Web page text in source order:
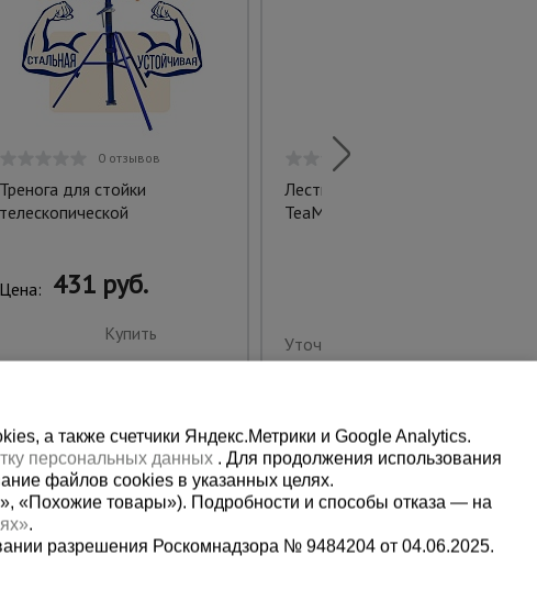
0 отзывов
Тренога для стойки
телескопической
Цена: 431 руб.
Купить
Лестница односекционная
TeaM S4116
Уточнить цену
а также счетчики Яндекс.Метрики и Google Analytics.
персональных данных . Для продолжения использования
файлов cookies в указанных целях.
«Похожие товары»). Подробности и способы отказа — на
.
разрешения Роскомнадзора № 9484204 от 04.06.2025.